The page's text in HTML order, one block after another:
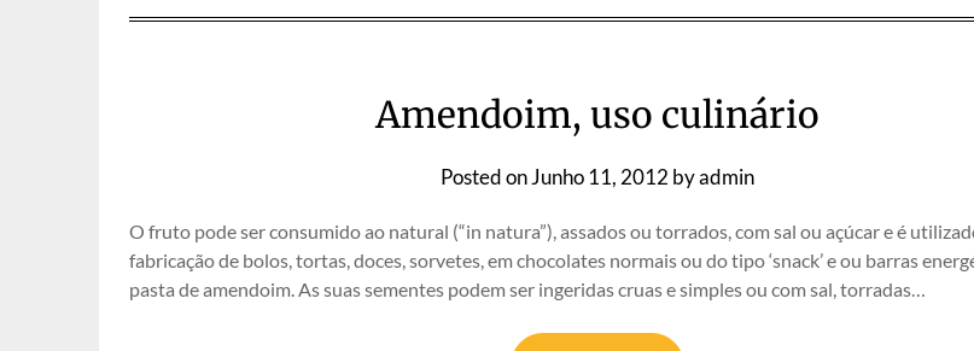
Amendoim, uso culinário
Posted onJunho 11, 2012 byadmin
O fruto pode ser consumido ao natural (“in natura”), assados ou torrados, com sal ou açúcar e é
fabricação de bolos, tortas, doces, sorvetes, em chocolates normais ou do tipo ‘snack’ e ou barras
pasta de amendoim. As suas sementes podem ser ingeridas cruas e simples ou com sal, torradas…